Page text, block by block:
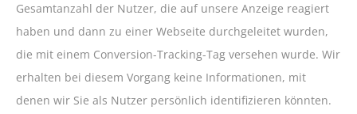
Gesamtanzahl der Nutzer, die auf unsere Anzeige reagiert
haben und dann zu einer Webseite durchgeleitet wurden,
die mit einem Conversion-Tracking-Tag versehen wurde. Wir
erhalten bei diesem Vorgang keine Informationen, mit
denen wir Sie als Nutzer persönlich identifizieren könnten.